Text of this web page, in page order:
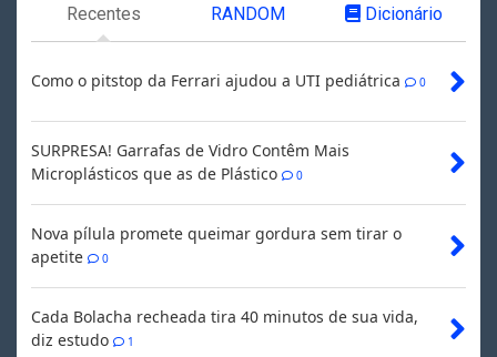
Recentes RANDOM Dicionário
Como o pitstop da Ferrari ajudou a UTI pediátrica 0
SURPRESA! Garrafas de Vidro Contêm Mais
Microplásticos que as de Plástico
0
Nova pílula promete queimar gordura sem tirar o
apetite
0
Cada Bolacha recheada tira 40 minutos de sua vida,
diz estudo
1